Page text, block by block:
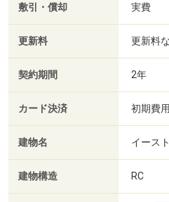
敷引・償却 実費
更新料 更新料
契約期間 2年
カード決済 初期費
建物名 イース
建物構造 RC